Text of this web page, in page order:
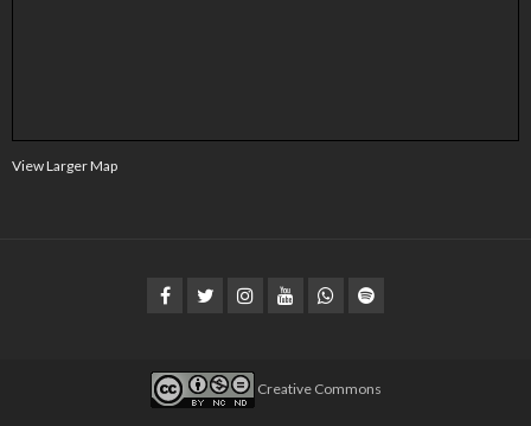
View Larger Map
Creative Commons